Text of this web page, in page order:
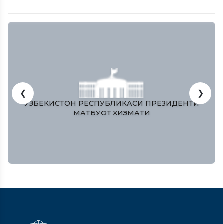
ЎЗБЕКИСТОН РЕСПУБЛИКАСИ ПРЕЗИДЕНТИ
МАТБУОТ ХИЗМАТИ
❮ ❯